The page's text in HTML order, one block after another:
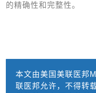
的精确性和完整性。
本文由美国美联医邦
联医邦允许，不得转